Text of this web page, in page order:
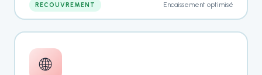
RECOUVREMENT Encaissement optimisé
🌐